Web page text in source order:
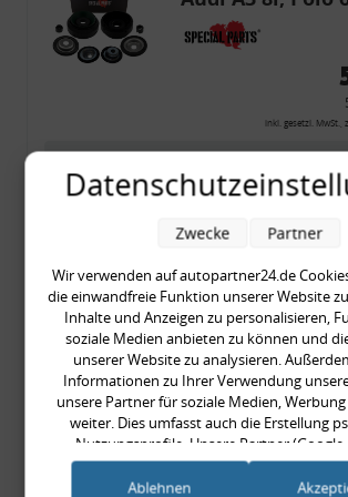
inkl. gesetzl. MwSt.,
Merkzettel
Blinker, rot, US-
Audi 80 Cabrio,
OE-Nr.:
8G0945225C
inkl. gesetzl. MwSt.,
Wir verwenden auf autopartner24.de
die einwandfreie Funktion unserer Website
Inhalte und Anzeigen zu personalisieren,
soziale Medien anbieten zu können und
unserer Website zu analysieren.
Informationen zu Ihrer Verwendung
unsere Partner für soziale Medien,
weiter. Dies umfasst auch die Erstellung
Nutzungsprofile. Unsere Partner
Products) führen diese Informationen
weiteren Daten zusammen, die Sie ihnen
Zwecke Partner
Ablehnen